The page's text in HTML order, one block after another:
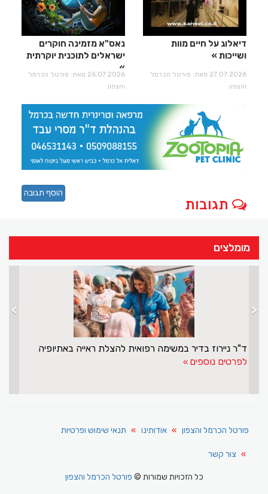
דיאלוג על חיים מוות
ושייכות
27.07.2026 מאת: פורטל הכרמל
והצפון
נאס"א מזמינה חוקרים
ישראלים לתוכנית יוקרתית
26.07.2026 מאת: פורטל הכרמל
והצפון
תגובות
הוסף תגובה
מומלצים
ד"ר ניירוז בדיר במשימה
> <
פורטל הכרמל והצפון אודותינו תנאי שימוש ופרטיות
צור קשר
כל הזכויות שמורות ©פורטל הכרמל והצפון